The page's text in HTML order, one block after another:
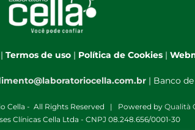
| Termos de uso| Política de Cookies|
| Banco
Cella - All Rights Reserved | Powered by Qualità
Clínicas Cella Ltda - CNPJ 08.248.656/0001-30